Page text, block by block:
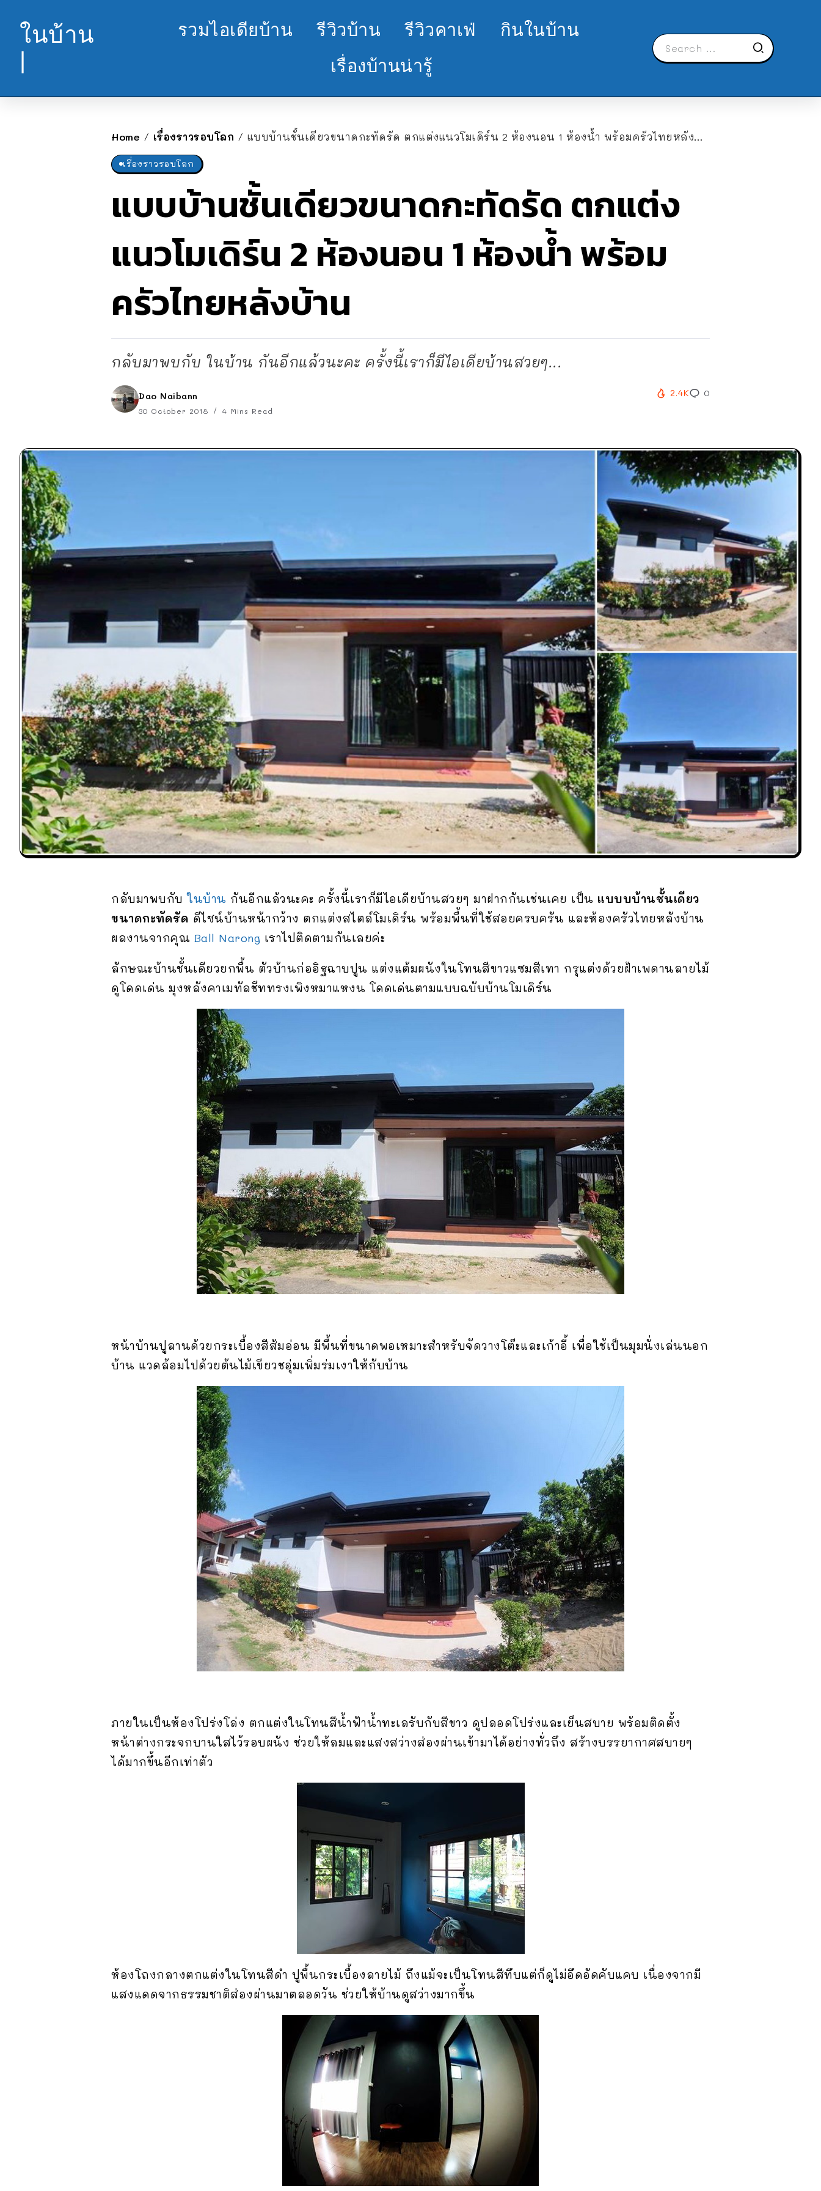
ในบ้าน
|
รวมไอเดียบ้าน รีวิวบ้าน รีวิวคาเฟ่
กินในบ้าน
เรื่องบ้านน่ารู้
Home / เรื่องราวรอบโลก / แบบบ้านชั้นเดียวขนาดกะทัดรัด ตกแต่งแนวโมเดิร์น 2 ห้องนอน 1 ห้องน้ำ พร้อมครัวไทยหลังบ้าน
เรื่องราวรอบโลก
แบบบ้านชั้นเดียวขนาดกะทัดรัด ตกแต่ง
แนวโมเดิร์น 2 ห้องนอน 1 ห้องน้ำ พร้อม
ครัวไทยหลังบ้าน
กลับมาพบกับ ในบ้าน กันอีกแล้วนะคะ ครั้งนี้เราก็มีไอเดียบ้านสวยๆ...
Dao Naibann
30 October 2018 4 Mins Read
2.4K 0
กลับมาพบกับในบ้าน กันอีกแล้วนะคะ ครั้งนี้เราก็มีไอเดียบ้านสวยๆ มาฝากกันเช่นเคย เป็น แบบบบ้านชั้นเดียว
ขนาดกะทัดรัด ดีไซน์บ้านหน้ากว้าง ตกแต่งสไตล์โมเดิร์น พร้อมพื้นที่ใช้สอยครบครัน และห้องครัวไทยหลังบ้าน
ผลงานจากคุณ Ball Narong เราไปติดตามกันเลยค่ะ
ลักษณะบ้านชั้นเดียวยกพื้น ตัวบ้านก่ออิฐฉาบปูน แต่งแต้มผนังในโทนสีขาวแซมสีเทา กรุแต่งด้วยฝ้าเพดานลายไม้
ดูโดดเด่น มุงหลังคาเมทัลชีททรงเพิงหมาแหงน โดดเด่นตามแบบฉบับบ้านโมเดิร์น
หน้าบ้านปูลานด้วยกระเบื้องสีส้มอ่อน มีพื้นที่ขนาดพอเหมาะสำหรับจัดวางโต๊ะและเก้าอี้ เพื่อใช้เป็นมุมนั่งเล่นนอก
บ้าน แวดล้อมไปด้วยต้นไม้เขียวชอุ่มเพิ่มร่มเงาให้กับบ้าน
ภายในเป็นห้องโปร่งโล่ง ตกแต่งในโทนสีน้ำฟ้าน้ำทะเลรับกับสีขาว ดูปลอดโปร่งและเย็นสบาย พร้อมติดตั้ง
หน้าต่างกระจกบานใสไว้รอบผนัง ช่วยให้ลมและแสงสว่างส่องผ่านเข้ามาได้อย่างทั่วถึง สร้างบรรยากาศสบายๆ
ได้มากขึ้นอีกเท่าตัว
ห้องโถงกลางตกแต่งในโทนสีดำ ปูพื้นกระเบื้องลายไม้ ถึงแม้จะเป็นโทนสีทึบแต่ก็ดูไม่อึดอัดคับแคบ เนื่องจากมี
แสงแดดจากธรรมชาติส่องผ่านมาตลอดวัน ช่วยให้บ้านดูสว่างมากขึ้น